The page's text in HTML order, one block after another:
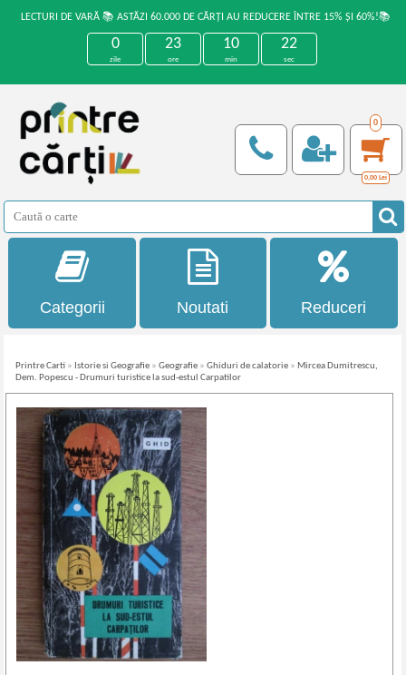
LECTURI DE VARĂ 📚 ASTĂZI 60.000 DE CĂRȚI AU REDUCERE ÎNTRE 15% ȘI 60%!📚
0
zile
23
ore
10
min
21
sec
0
0,00 Lei
Categorii Noutati Reduceri
Printre Carti » Istorie si Geografie »Geografie »Ghiduri de calatorie » Mircea Dumitrescu,
Dem. Popescu - Drumuri turistice la sud-estul Carpatilor